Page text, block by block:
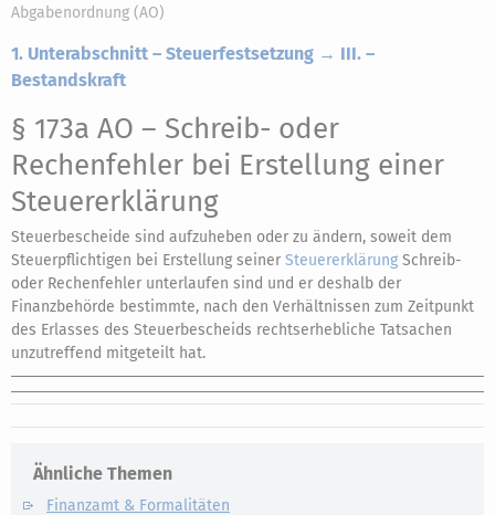
Abgabenordnung (AO)
1. Unterabschnitt – Steuerfestsetzung → III. –
Bestandskraft
§ 173a AO – Schreib- oder
Rechenfehler bei Erstellung einer
Steuererklärung
Steuerbescheide sind aufzuheben oder zu ändern, soweit dem
Steuerpflichtigen bei Erstellung seiner Steuererklärung Schreib-
oder Rechenfehler unterlaufen sind und er deshalb der
Finanzbehörde bestimmte, nach den Verhältnissen zum Zeitpunkt
des Erlasses des Steuerbescheids rechtserhebliche Tatsachen
unzutreffend mitgeteilt hat.
Ähnliche Themen
Finanzamt & Formalitäten